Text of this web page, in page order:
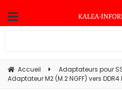
Accueil
Adaptateurs pour
Adaptateur M2 (M.2 NGFF) vers DDR4